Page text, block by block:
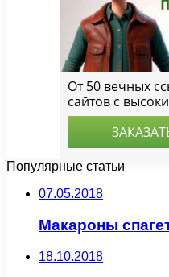
Популярные статьи
07.05.2018
Макароны
18.10.2018